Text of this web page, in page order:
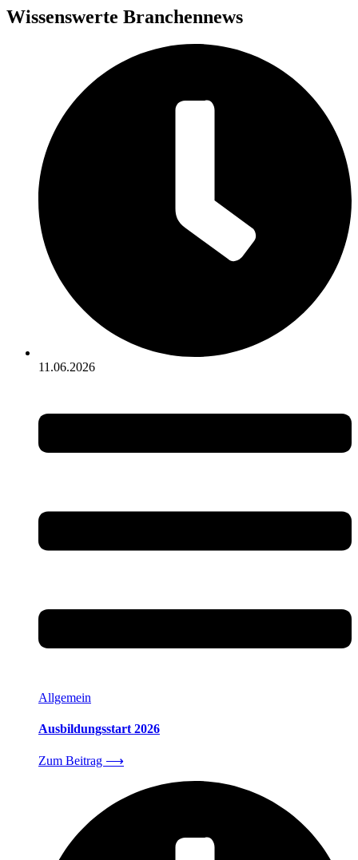
Wissenswerte Branchennews
11.06.2026
Allgemein
Ausbildungsstart 2026
Zum Beitrag ⟶